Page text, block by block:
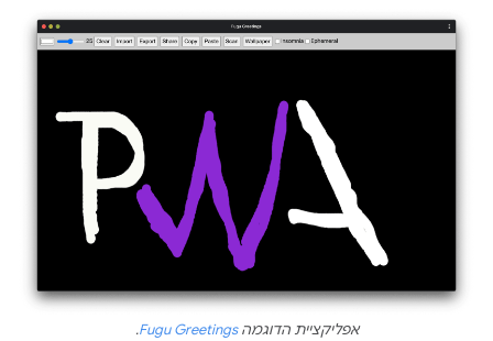
אפליקציית הדוגמהFugu Greetings
.